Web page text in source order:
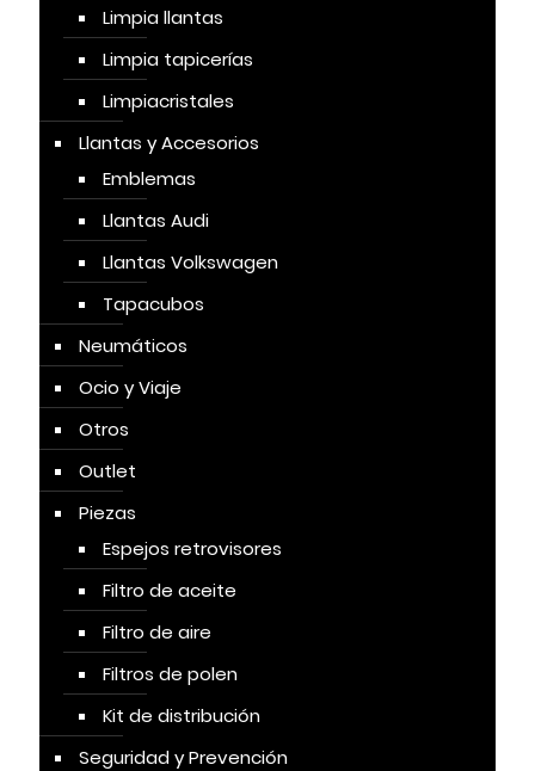
Limpia llantas
Limpia tapicerías
Limpiacristales
Llantas y Accesorios
Emblemas
Llantas Audi
Llantas Volkswagen
Tapacubos
Neumáticos
Ocio y Viaje
Otros
Outlet
Piezas
Espejos retrovisores
Filtro de aceite
Filtro de aire
Filtros de polen
Kit de distribución
Seguridad y Prevención